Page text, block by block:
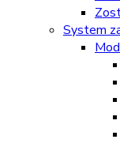
System